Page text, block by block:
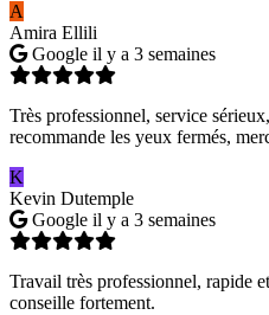
A
Amira Ellili
Google il y a 3 semaines
Très professionnel, service
recommande les yeux fermés,
K
Kevin Dutemple
Google il y a 3 semaines
Travail très professionnel, rapide
conseille fortement.